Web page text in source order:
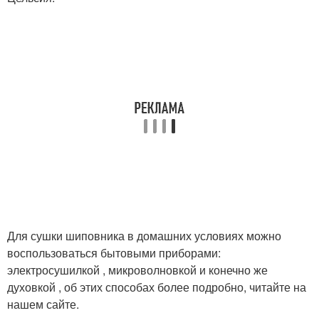
Для сушки шиповника в домашних условиях можно
воспользоваться бытовыми приборами:
электросушилкой , микроволновкой и конечно же
духовкой , об этих способах более подробно, читайте на
нашем сайте.